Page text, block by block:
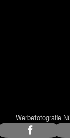
Werbefotografie